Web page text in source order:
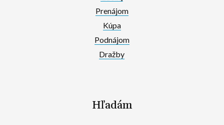
Prenájom
Kúpa
Podnájom
Dražby
Hľadám